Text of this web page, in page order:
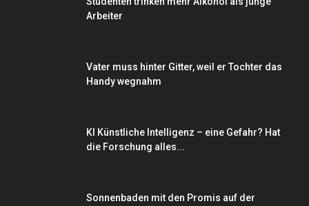
Arbeiter
Vater muss hinter Gitter, weil er Tochter das
Handy wegnahm
KI Künstliche Intelligenz – eine Gefahr? Hat
die Forschung alles...
Sonnenbaden mit den Promis auf der